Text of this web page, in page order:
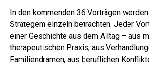
In den kommenden 36 Vorträgen
Strategem einzeln betrachten. Jeder
einer Geschichte aus dem Alltag – aus
therapeutischen Praxis, aus
Familiendramen, aus beruflichen